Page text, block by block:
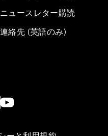
ニュースレター購読
連絡先 (英語のみ)